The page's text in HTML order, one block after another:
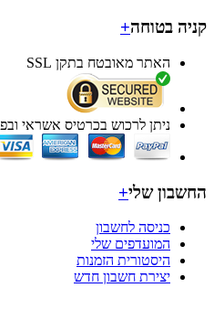
בטוחה+
האתר מאובטח בתקן SSL
ניתן לרכוש בכרטיס אשראי ובפייפאל
שלי+
כניסה לחשבון
המועדפים שלי
היסטורית הזמנות
יצירת חשבון חדש